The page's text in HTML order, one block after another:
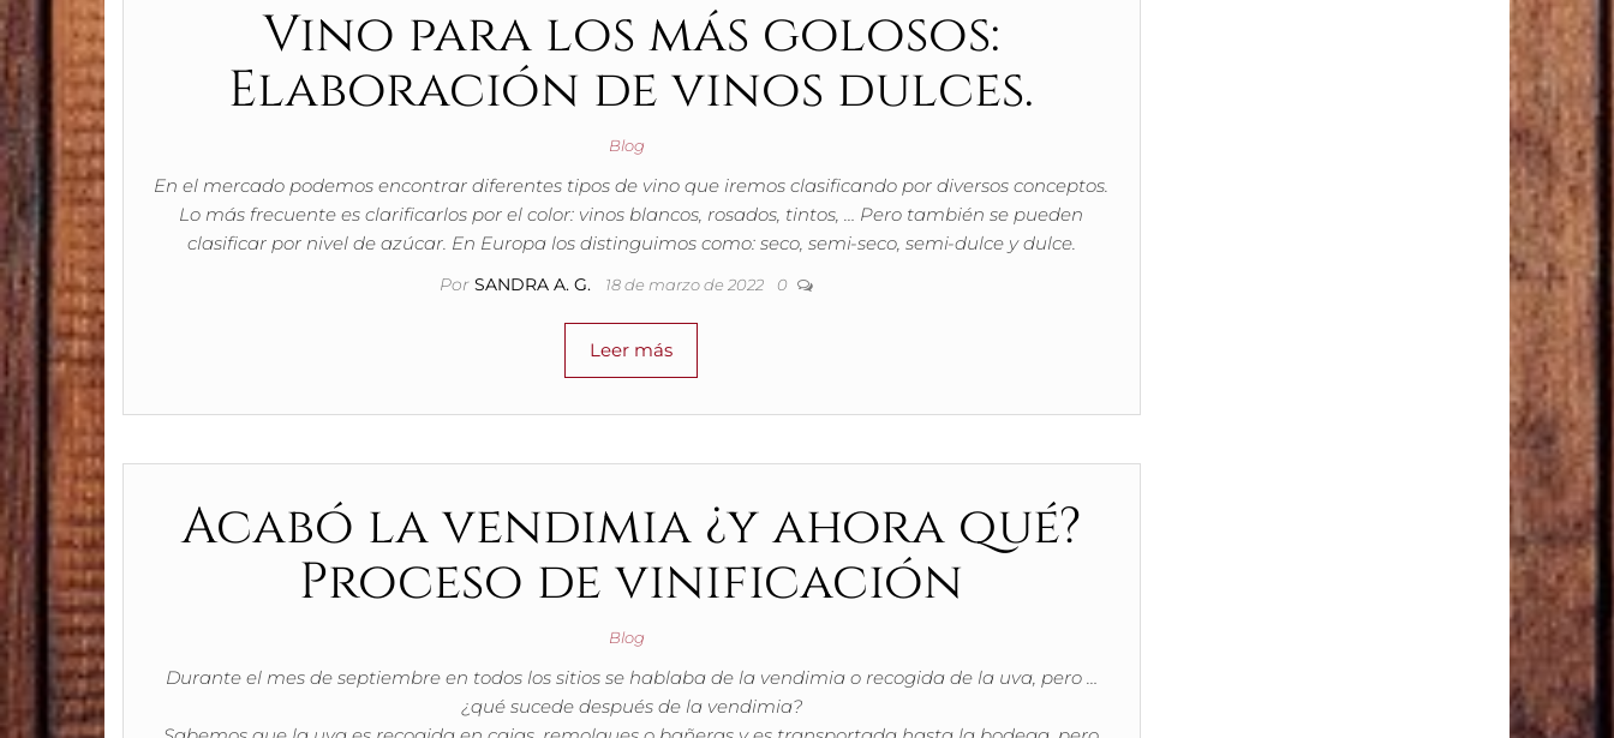
Vino para los más golosos:
Elaboración de vinos dulces.
Blog
En el mercado podemos encontrar diferentes tipos de vino que iremos clasificando por diversos conceptos.
Lo más frecuente es clarificarlos por el color: vinos blancos, rosados, tintos, … Pero también se pueden
clasificar por nivel de azúcar. En Europa los distinguimos como: seco, semi-seco, semi-dulce y dulce.
Por SANDRA A. G. 18 de marzo de 2022 0
Leer más
Acabó la vendimia ¿y ahora qué?
Proceso de vinificación
Blog
Durante el mes de septiembre en todos los sitios se hablaba de la vendimia o recogida de la uva, pero …
¿qué sucede después de la vendimia?